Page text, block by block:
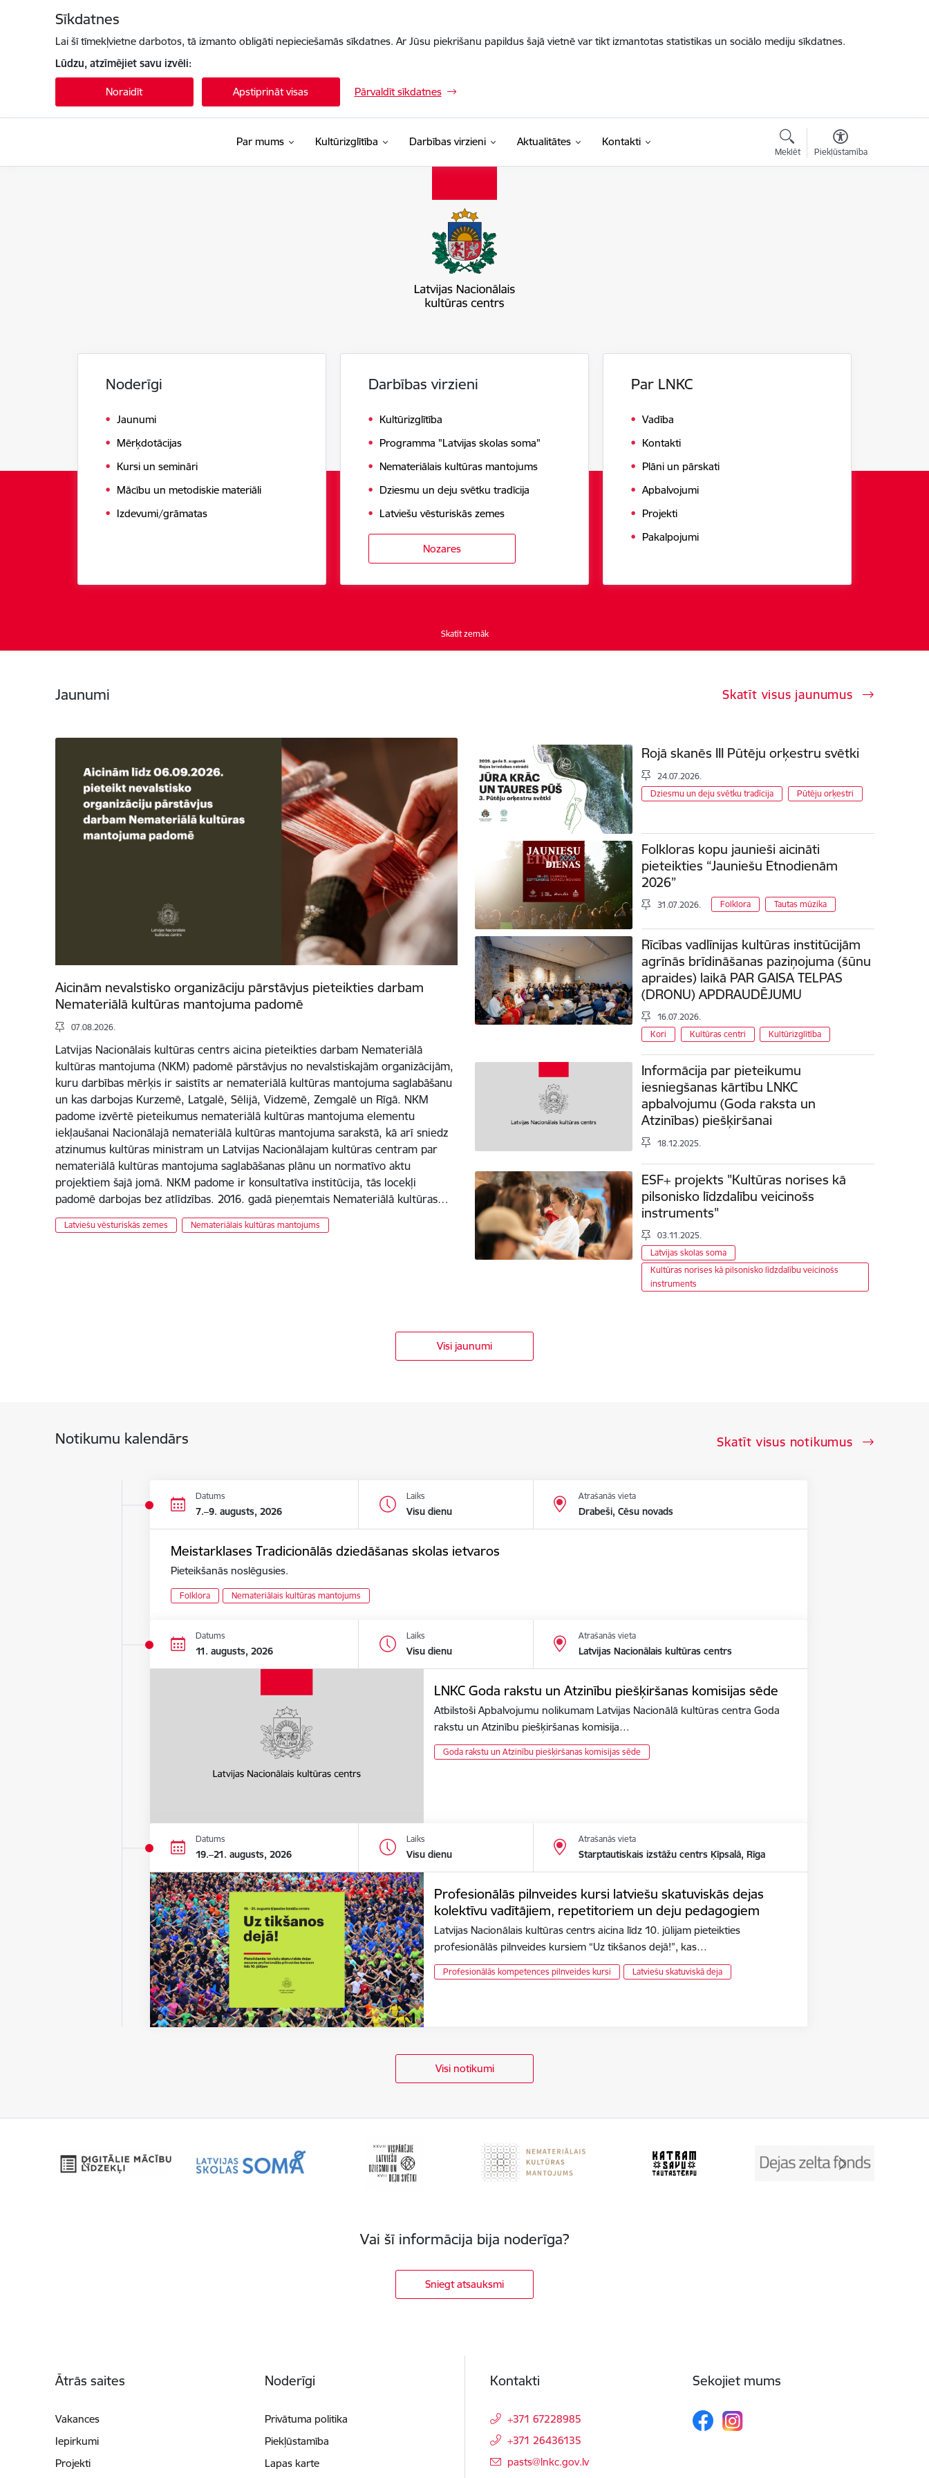
Sīkdatnes
Lai šī tīmekļvietne darbotos, tā izmanto obligāti nepieciešamās sīkdatnes. Ar Jūsu piekrišanu papildus šajā vietnē var tikt izmantotas statistikas un sociālo mediju sīkdatnes.
Lūdzu, atzīmējiet savu izvēli:
Noraidīt Apstiprināt visas Pārvaldīt sīkdatnes
Par mums Kultūrizglītība Darbības virzieni Aktualitātes Kontakti
Meklēt Piekļūstamība
Noderīgi
Jaunumi
Mērķdotācijas
Kursi un semināri
Mācību un metodiskie materiāli
Izdevumi/grāmatas
Darbības virzieni
Kultūrizglītība
Programma "Latvijas skolas soma"
Nemateriālais kultūras mantojums
Dziesmu un deju svētku tradīcija
Latviešu vēsturiskās zemes
Nozares
Par LNKC
Vadība
Kontakti
Plāni un pārskati
Apbalvojumi
Projekti
Pakalpojumi
Skatīt zemāk
Jaunumi Skatīt visus jaunumus
Aicinām nevalstisko organizāciju pārstāvjus pieteikties darbam
Nemateriālā kultūras mantojuma padomē
07.08.2026.
Latvijas Nacionālais kultūras centrs aicina pieteikties darbam Nemateriālā
kultūras mantojuma (NKM) padomē pārstāvjus no nevalstiskajām organizācijām,
kuru darbības mērķis ir saistīts ar nemateriālā kultūras mantojuma saglabāšanu
un kas darbojas Kurzemē, Latgalē, Sēlijā, Vidzemē, Zemgalē un Rīgā. NKM
padome izvērtē pieteikumus nemateriālā kultūras mantojuma elementu
iekļaušanai Nacionālajā nemateriālā kultūras mantojuma sarakstā, kā arī sniedz
atzinumus kultūras ministram un Latvijas Nacionālajam kultūras centram par
nemateriālā kultūras mantojuma saglabāšanas plānu un normatīvo aktu
projektiem šajā jomā. NKM padome ir konsultatīva institūcija, tās locekļi
padomē darbojas bez atlīdzības. 2016. gadā pieņemtais Nemateriālā kultūras…
Latviešu vēsturiskās zemes Nemateriālais kultūras mantojums
Rojā skanēs III Pūtēju orķestru svētki
24.07.2026.
Dziesmu un deju svētku tradīcija
Pūtēju orķestri
Folkloras kopu jaunieši aicināti
pieteikties “Jauniešu Etnodienām
2026”
31.07.2026. Folklora Tautas mūzika
Rīcības vadlīnijas kultūras institūcijām
agrīnās brīdināšanas paziņojuma (šūnu
apraides) laikā PAR GAISA TELPAS
(DRONU) APDRAUDĒJUMU
16.07.2026.
Kori
Kultūras centri Kultūrizglītība
Informācija par pieteikumu
iesniegšanas kārtību LNKC
apbalvojumu (Goda raksta un
Atzinības) piešķiršanai
18.12.2025.
ESF+ projekts "Kultūras norises kā
pilsonisko līdzdalību veicinošs
instruments"
03.11.2025.
Latvijas skolas soma
Kultūras norises kā pilsonisko līdzdalību veicinošs
instruments
Visi jaunumi
Notikumu kalendārs Skatīt visus notikumus
Datums
7.–9. augusts, 2026
Laiks
Visu dienu
Atrašanās vieta
Drabeši, Cēsu novads
Meistarklases Tradicionālās dziedāšanas skolas ietvaros
Pieteikšanās noslēgusies.
Folklora Nemateriālais kultūras mantojums
Datums
11. augusts, 2026
Laiks
Visu dienu
Atrašanās vieta
Latvijas Nacionālais kultūras centrs
LNKC Goda rakstu un Atzinību piešķiršanas komisijas sēde
Atbilstoši Apbalvojumu nolikumam Latvijas Nacionālā kultūras centra Goda
rakstu un Atzinību piešķiršanas komisija…
Goda rakstu un Atzinību piešķiršanas komisijas sēde
Datums
19.–21. augusts, 2026
Laiks
Visu dienu
Atrašanās vieta
Starptautiskais izstāžu centrs Ķīpsalā, Rīga
Profesionālās pilnveides kursi latviešu skatuviskās dejas
kolektīvu vadītājiem, repetitoriem un deju pedagogiem
Latvijas Nacionālais kultūras centrs aicina līdz 10. jūlijam pieteikties
profesionālās pilnveides kursiem “Uz tikšanos dejā!”, kas…
Profesionālās kompetences pilnveides kursi Latviešu skatuviskā deja
Visi notikumi
Vai šī informācija bija noderīga?
Sniegt atsauksmi
Ātrās saites
Vakances
Iepirkumi
Projekti
Noderīgi
Privātuma politika
Piekļūstamība
Lapas karte
Kontakti
+371 67228985
+371 26436135
E-pasts:
pasts@lnkc.gov.lv
Sekojiet mums